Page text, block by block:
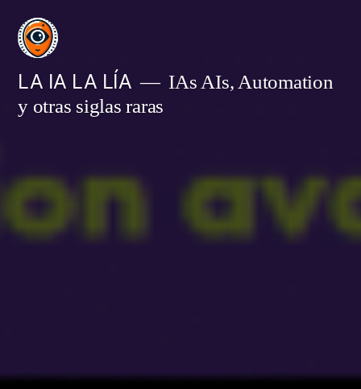
Saltar
contenido
LA IA LA LÍA
IAs AIs, Automation
y otras siglas raras